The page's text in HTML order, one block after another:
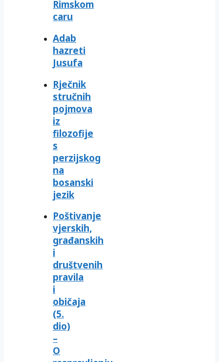
Rimskom
caru
Adab
hazreti
Jusufa
Rječnik
stručnih
pojmova
iz
filozofije
s
perzijskog
na
bosanski
jezik
Poštivanje
vjerskih,
građanskih
i
društvenih
pravila
i
običaja
(5.
dio)
–
O